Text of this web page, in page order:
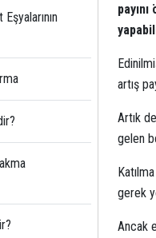
artış
Artık
gelen
gerek
Ancak